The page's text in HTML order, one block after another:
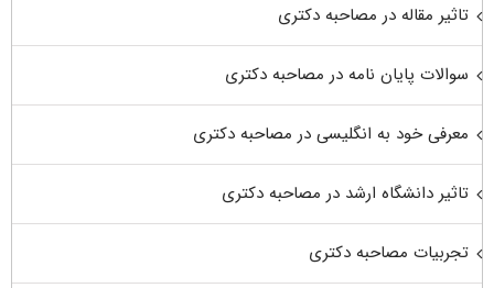
تاثیر مقاله در مصاحبه دکتری
سوالات پایان نامه در مصاحبه دکتری
معرفی خود به انگلیسی در مصاحبه دکتری
تاثیر دانشگاه ارشد در مصاحبه دکتری
تجربیات مصاحبه دکتری